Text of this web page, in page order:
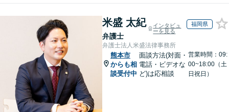
米盛 太紀
弁護士
インタビュ
ーを見る
福岡県
弁護士法人米盛法律事務所
熊本市
からも相
談受付中
面談方法(対面・
電話・ビデオな
ど)は応相談
営業時間：09:
00~18:00（土
日祝日）